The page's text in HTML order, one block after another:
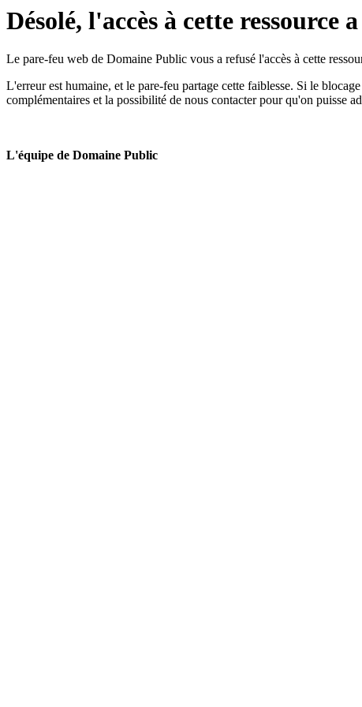
Désolé, l'accès à cette ressource
Le pare-feu web de Domaine Public vous a refusé l'accès à cette
L'erreur est humaine, et le pare-feu partage cette faiblesse. Si le
complémentaires et la possibilité de nous contacter pour qu'on puisse
L'équipe de Domaine Public